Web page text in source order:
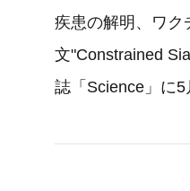
疾患の解明、ワク
文"Constrained
誌「Science」に5